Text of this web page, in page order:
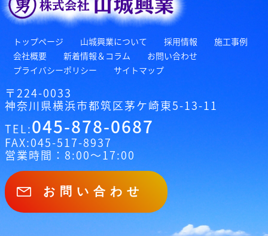
トップページ 山城興業について 採用情報
施工事例
会社概要
新着情報＆コラム
お問い合わせ
プライバシーポリシー
サイトマップ
〒224-0033
神奈川県横浜市都筑区茅ケ崎東5-13-11
TEL:045-878-0687
FAX:045-517-8937
営業時間：8:00～17:00
お問い合わせ